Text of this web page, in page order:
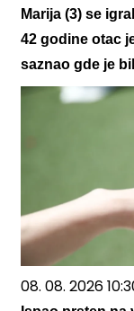
Marija (3) se
42 godine otac
saznao gde je
08. 08. 2026